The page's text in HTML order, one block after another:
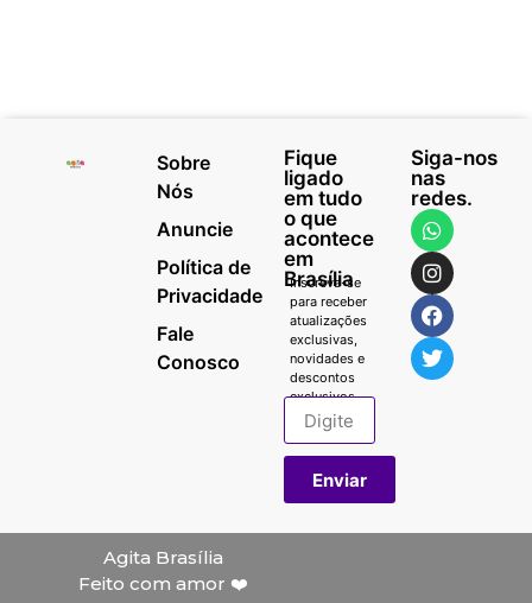
Sobre
Nós
Anuncie
Política de
Privacidade
Fale
Conosco
Fique
ligado
em tudo
o que
acontece
em
Brasília
Inscreva-se
para receber
atualizações
exclusivas,
novidades e
descontos
exclusivos.
Enviar
Siga-nos
nas
redes.
Agita Brasília
Feito com amor ❤️